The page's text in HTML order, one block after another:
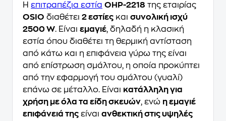
H επιτραπέζια εστία OHP-2218 της εταιρίας
OSIO διαθέτει 2 εστίες και συνολική ισχύ
2500 W. Είναι εμαγιέ, δηλαδή η κλασική
εστία όπου διαθέτει τη θερμική αντίσταση
από κάτω και η επιφάνεια γύρω της είναι
από επίστρωση σμάλτου, η οποία προκύπτει
από την εφαρμογή του σμάλτου (γυαλί)
επάνω σε μέταλλο. Είναι κατάλληλη για
χρήση με όλα τα είδη σκευών, ενώ η εμαγιέ
επιφάνειά της είναι ανθεκτική στις υψηλές